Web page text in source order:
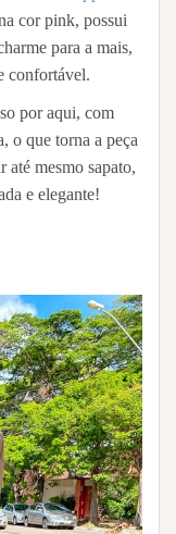
cor pink, possui
para a mais,
confortável.
por aqui, com
o que torna a peça
até mesmo sapato,
e elegante!